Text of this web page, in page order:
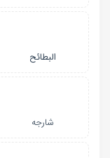
البطائح
شارجه